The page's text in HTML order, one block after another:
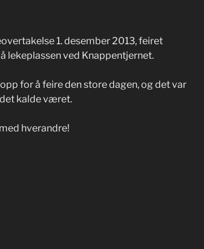
1. desember 2013, feiret
lekeplassen ved Knappentjernet.
for å feire den store dagen, og det var
kalde været.
hverandre!